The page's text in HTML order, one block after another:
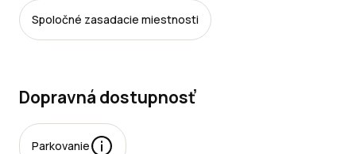
Spoločné zasadacie miestnosti
Dopravná dostupnosť
Parkovanie